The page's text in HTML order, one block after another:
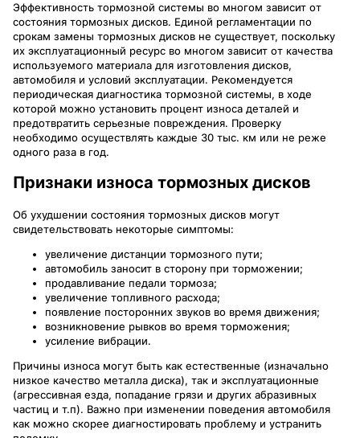
Эффективность тормозной системы во многом зависит от
состояния тормозных дисков. Единой регламентации по
срокам замены тормозных дисков не существует, поскольку
их эксплуатационный ресурс во многом зависит от качества
используемого материала для изготовления дисков,
автомобиля и условий эксплуатации. Рекомендуется
периодическая диагностика тормозной системы, в ходе
которой можно установить процент износа деталей и
предотвратить серьезные повреждения. Проверку
необходимо осуществлять каждые 30 тыс. км или не реже
одного раза в год.
Признаки износа тормозных дисков
Об ухудшении состояния тормозных дисков могут
свидетельствовать некоторые симптомы:
увеличение дистанции тормозного пути;
автомобиль заносит в сторону при торможении;
продавливание педали тормоза;
увеличение топливного расхода;
появление посторонних звуков во время движения;
возникновение рывков во время торможения;
усиление вибрации.
Причины износа могут быть как естественные (изначально
низкое качество металла диска), так и эксплуатационные
(агрессивная езда, попадание грязи и других абразивных
частиц и т.п). Важно при изменении поведения автомобиля
как можно скорее диагностировать проблему и устранить